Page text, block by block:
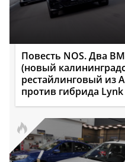
Повесть NOS. Два
(новый
рестайлинговый из
против гибрида Lynk